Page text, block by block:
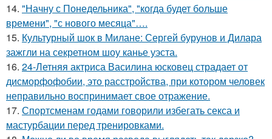
14. "Начну с Понедельника", "когда будет больше
времени", "с нового месяца"….
15. Культурный шок в Милане: Сергей бурунов и Дилара
зажгли на секретном шоу канье уэста.
16. 24-Летняя актриса Василина юсковец страдает от
дисморфофобии, это расстройства, при котором человек
неправильно воспринимает свое отражение.
17. Спортсменам годами говорили избегать секса и
мастурбации перед тренировками.